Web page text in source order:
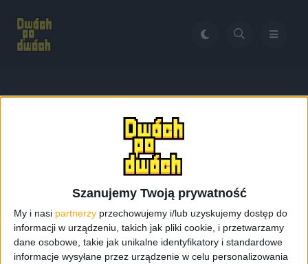
Szanujemy Twoją prywatność
My i nasi partnerzy przechowujemy i/lub uzyskujemy dostęp do
informacji w urządzeniu, takich jak pliki cookie, i przetwarzamy
dane osobowe, takie jak unikalne identyfikatory i standardowe
informacje wysyłane przez urządzenie w celu personalizowania
Galaxy Tab 3 data premiery
Galaxy Tab 3 data
premiery